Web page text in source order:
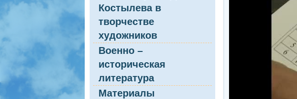
Костылева в
творчестве
художников
Военно –
историческая
литература
Материалы